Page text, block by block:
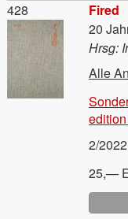
Fired
20
Material
428
Hrsg:
Alle
2/2022
25,—